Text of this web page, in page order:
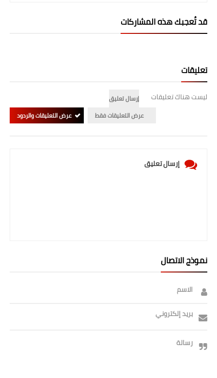
قد تُعجبك هذه المشاركات
تعليقات
ليست هناك تعليقات
إرسال تعليق
عرض التعليقات فقط
عرض التعليقات والردود
إرسال تعليق
نموذج الاتصال
الاسم
بريد إلكتروني
رسالة